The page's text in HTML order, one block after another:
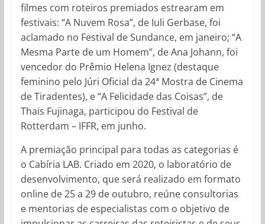
filmes com roteiros premiados estrearam em
festivais: “A Nuvem Rosa”, de Iuli Gerbase, foi
aclamado no Festival de Sundance, em janeiro; “A
Mesma Parte de um Homem”, de Ana Johann, foi
vencedor do Prêmio Helena Ignez (destaque
feminino pelo Júri Oficial da 24ª Mostra de Cinema
de Tiradentes), e “A Felicidade das Coisas”, de
Thais Fujinaga, participou do Festival de
Rotterdam – IFFR, em junho.
A premiação principal para todas as categorias é
o Cabíria LAB. Criado em 2020, o laboratório de
desenvolvimento, que será realizado em formato
online de 25 a 29 de outubro, reúne consultorias
e mentorias de especialistas com o objetivo de